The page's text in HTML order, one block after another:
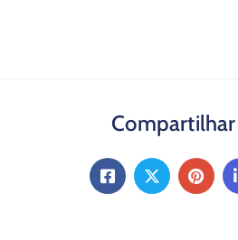
Compartilhar